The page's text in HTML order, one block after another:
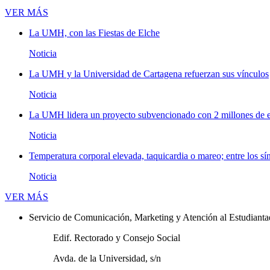
VER MÁS
La UMH, con las Fiestas de Elche
Noticia
La UMH y la Universidad de Cartagena refuerzan sus vínculos
Noticia
La UMH lidera un proyecto subvencionado con 2 millones de
Noticia
Temperatura corporal elevada, taquicardia o mareo; entre los
Noticia
VER MÁS
Servicio de Comunicación, Marketing y Atención al
Edif. Rectorado y Consejo Social
Avda. de la Universidad, s/n